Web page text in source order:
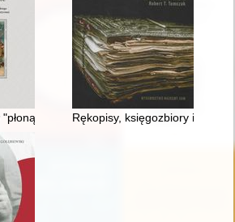
świecie" : wizja perspektyw
Rękopisy, księgozbiory i